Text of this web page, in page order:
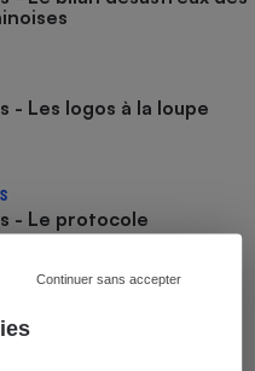
Continuer sans accepter
- Les logos à la loupe
- Le protocole
visage - Le protocole